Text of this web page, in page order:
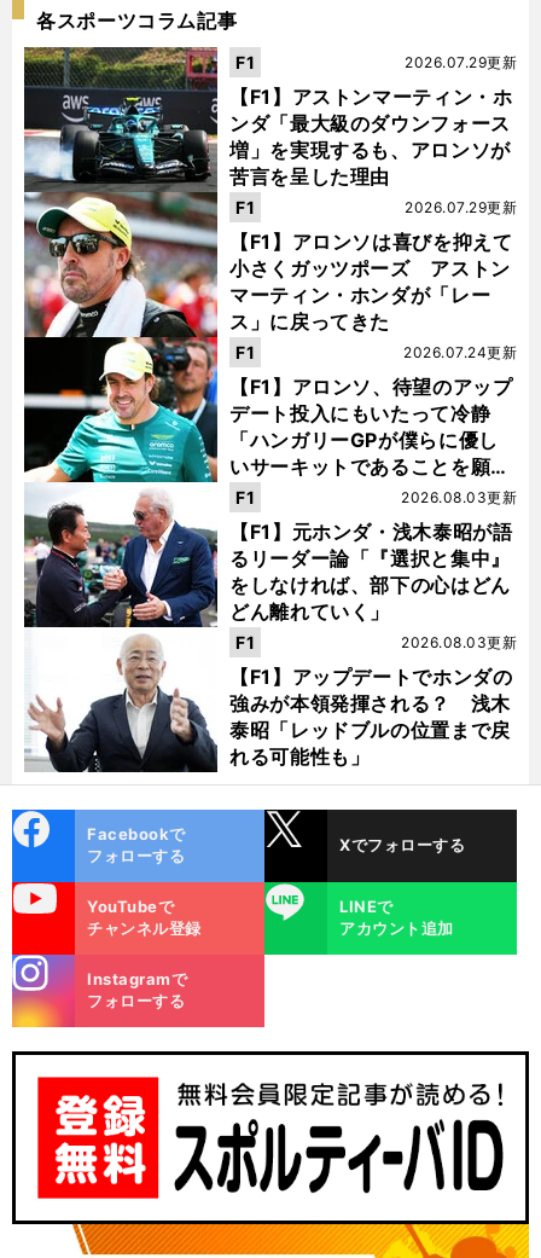
各スポーツコラム記事
【F1】アストンマーティン・ホ
ンダ「最大級のダウンフォース
増」を実現するも、アロンソが
苦言を呈した理由
2026.07.29更新
F1
【F1】アロンソは喜びを抑えて
小さくガッツポーズ アストン
マーティン・ホンダが「レー
ス」に戻ってきた
2026.07.29更新
F1
【F1】アロンソ、待望のアップ
デート投入にもいたって冷静
「ハンガリーGPが僕らに優し
いサーキットであることを願
う」
2026.07.24更新
F1
【F1】元ホンダ・浅木泰昭が語
るリーダー論「『選択と集中』
をしなければ、部下の心はどん
どん離れていく」
2026.08.03更新
F1
【F1】アップデートでホンダの
強みが本領発揮される？ 浅木
泰昭「レッドブルの位置まで戻
れる可能性も」
2026.08.03更新
F1
ok
Facebookで
フォローする
Xでフォローする
YouTubeで
チャンネル登録
LINE
LINEで
アカウント追加
m
Instagramで
フォローする